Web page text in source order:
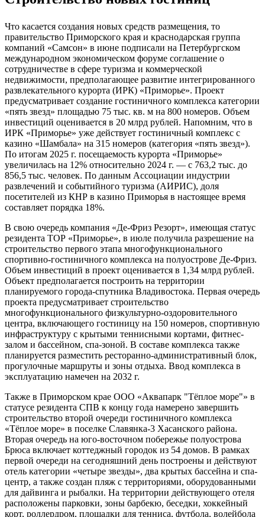
Что касается создания новых средств размещения, то
правительство Приморского края и краснодарская группа
компаний «Самсон» в июне подписали на Петербургском
международном экономическом форуме соглашение о
сотрудничестве в сфере туризма и коммерческой
недвижимости, предполагающее развитие интегрированного
развлекательного курорта (ИРК) «Приморье». Проект
предусматривает создание гостиничного комплекса категории
«пять звезд» площадью 75 тыс. кв. м на 800 номеров. Объем
инвестиций оценивается в 20 млрд рублей. Напомним, что в
ИРК «Приморье» уже действует гостиничный комплекс с
казино «Шамбала» на 315 номеров (категория «пять звезд»).
По итогам 2025 г. посещаемость курорта «Приморье»
увеличилась на 12% относительно 2024 г. — с 763,2 тыс. до
856,5 тыс. человек. По данным Ассоциации индустрии
развлечений и событийного туризма (АИРИС), доля
посетителей из КНР в казино Приморья в настоящее время
составляет порядка 18%.
В свою очередь компания «Де-Фриз Резорт», имеющая статус
резидента ТОР «Приморье», в июле получила разрешение на
строительство первого этапа многофункционального
спортивно-гостиничного комплекса на полуострове Де-Фриз.
Объем инвестиций в проект оценивается в 1,34 млрд рублей.
Объект предполагается построить на территории
планируемого города-спутника Владивостока. Первая очередь
проекта предусматривает строительство
многофункционального физкультурно-оздоровительного
центра, включающего гостиницу на 150 номеров, спортивную
инфраструктуру с крытыми теннисными кортами, фитнес-
залом и бассейном, спа-зоной. В составе комплекса также
планируется разместить ресторанно-административный блок,
прогулочные маршруты и зоны отдыха. Ввод комплекса в
эксплуатацию намечен на 2032 г.
Также в Приморском крае ООО «Аквапарк "Тёплое море"» в
статусе резидента СПВ к концу года намерено завершить
строительство второй очереди гостиничного комплекса
«Тёплое море» в поселке Славянка-3 Хасанского района.
Вторая очередь на юго-восточном побережье полуострова
Брюса включает коттеджный городок из 54 домов. В рамках
первой очереди на сегодняшний день построены и действуют
отель категории «четыре звезды», два крытых бассейна и спа-
центр, а также создан пляж с территориями, оборудованными
для дайвинга и рыбалки. На территории действующего отеля
расположены парковки, зоны барбекю, беседки, хоккейный
корт, роллердром, площадки для тенниса, футбола, волейбола